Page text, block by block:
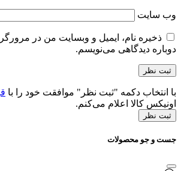
وب‌ سایت
ذخیره نام، ایمیل و وبسایت من در
دوباره دیدگاهی می‌نویسم.
با انتخاب دکمه "ثبت نظر" موافقت خود را با
اونیکس کالا اعلام می‌کنم.
ثبت نظر
جست و جو محصولات